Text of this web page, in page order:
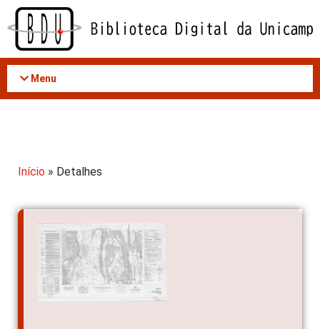
Acessar
conteúdo
Menu
Início » Detalhes